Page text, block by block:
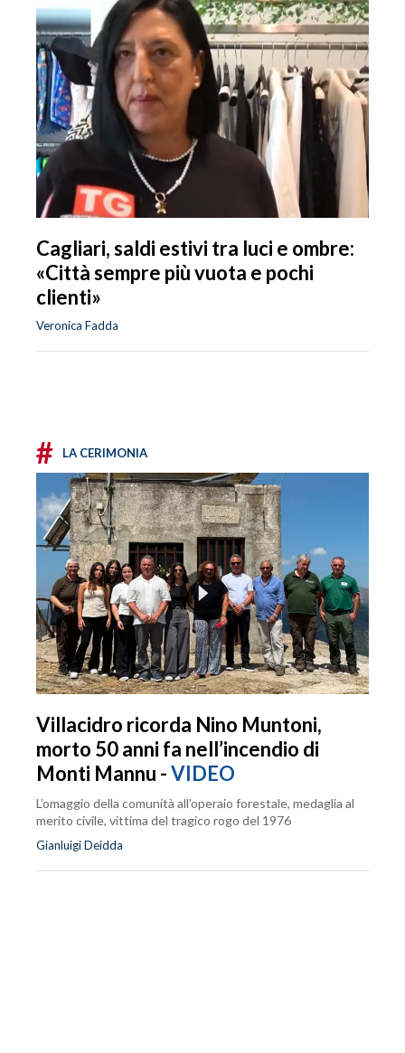
Cagliari, saldi estivi tra luci e ombre:
«Città sempre più vuota e pochi
clienti»
Veronica Fadda
# LA CERIMONIA
Villacidro ricorda Nino Muntoni,
morto 50 anni fa nell’incendio di
Monti Mannu -VIDEO
L’omaggio della comunità all’operaio forestale, medaglia al
merito civile, vittima del tragico rogo del 1976
Gianluigi Deidda